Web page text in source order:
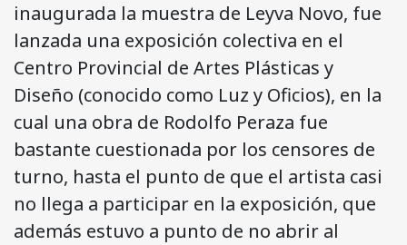
inaugurada la muestra de Leyva Novo, fue
lanzada una exposición colectiva en el
Centro Provincial de Artes Plásticas y
Diseño (conocido como Luz y Oficios), en la
cual una obra de Rodolfo Peraza fue
bastante cuestionada por los censores de
turno, hasta el punto de que el artista casi
no llega a participar en la exposición, que
además estuvo a punto de no abrir al